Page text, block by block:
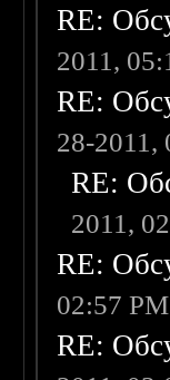
RE:
2011,
RE:
28-2011,
RE:
2011,
RE:
02:57 PM
RE: